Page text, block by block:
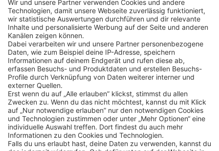
willkommen sind.
Klickehier, um alle offenen Jobs zu sehen.
Impressum Datenschutz
Privatsphäre-Einstellungen
FAQ
Veranstaltungen